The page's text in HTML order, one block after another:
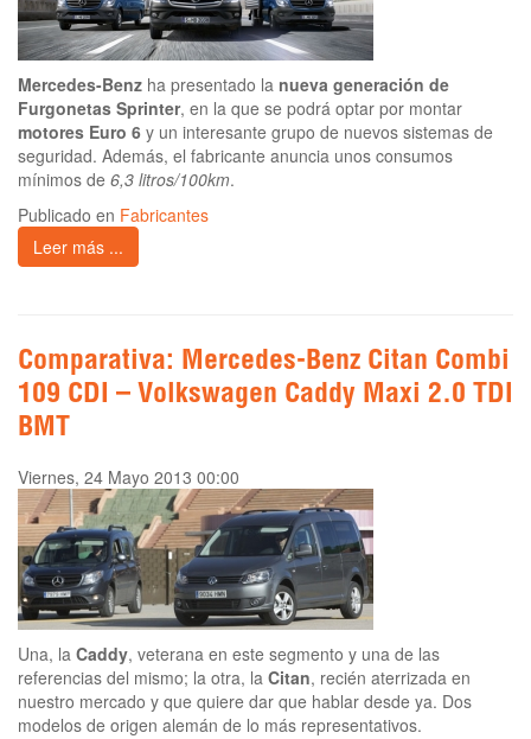
Mercedes-Benz ha presentado la nueva generación de
Furgonetas Sprinter, en la que se podrá optar por montar
motores Euro 6 y un interesante grupo de nuevos sistemas de
seguridad. Además, el fabricante anuncia unos consumos
mínimos de 6,3 litros/100km.
Publicado en Fabricantes
Leer más ...
Comparativa: Mercedes-Benz Citan Combi
109 CDI – Volkswagen Caddy Maxi 2.0 TDI
BMT
Viernes, 24 Mayo 2013 00:00
Una, la Caddy, veterana en este segmento y una de las
referencias del mismo; la otra, la Citan, recién aterrizada en
nuestro mercado y que quiere dar que hablar desde ya. Dos
modelos de origen alemán de lo más representativos.